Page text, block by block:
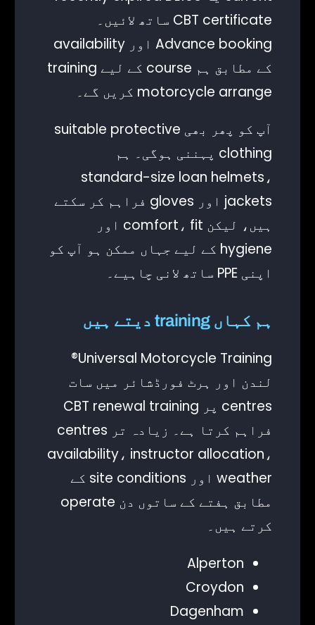
CBT certificate ساتھ لائیں۔
Advance booking اور availability
کے مطابق ہم course کے لیے training
motorcycle arrange کریں گے۔
آپ کو پھر بھی suitable protective
clothing پہننی ہوگی۔ ہم
standard-size loan helmets،
jackets اور gloves فراہم کر سکتے
ہیں، لیکن comfort، fit اور
hygiene کے لیے جہاں ممکن ہو آپ کو
اپنی PPE ساتھ لانی چاہیے۔
ہم کہاں training دیتے ہیں
Universal Motorcycle Training®
لندن اور ہرٹ فورڈشائر میں سات
centres پر CBT renewal training
فراہم کرتا ہے۔ زیادہ تر centres
availability، instructor allocation،
weather اور site conditions کے
مطابق ہفتے کے ساتوں دن operate
کرتے ہیں۔
Alperton
Croydon
Dagenham